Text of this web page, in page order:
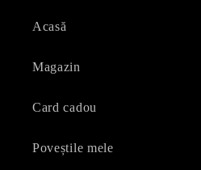
Acasă
Magazin
Card cadou
Poveștile mele